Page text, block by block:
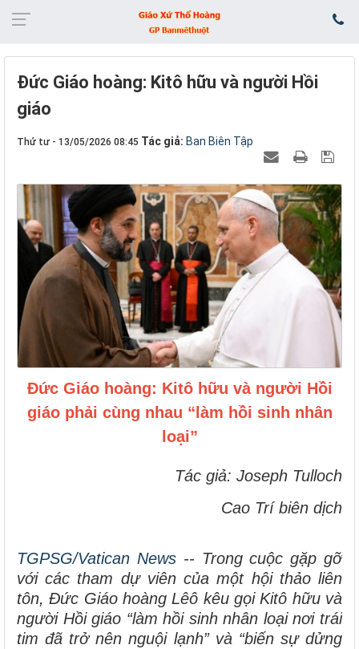
Đức Giáo hoàng: Kitô hữu và người Hồi
giáo
Thứ tư - 13/05/2026 08:45 Tác giả: Ban Biên Tập
Đức Giáo hoàng: Kitô hữu và người Hồi
giáo phải cùng nhau “làm hồi sinh nhân
loại”
Tác giả: Joseph Tulloch
Cao Trí biên dịch
TGPSG/Vatican News-- Trong cuộc gặp gỡ
với các tham dự viên của một hội thảo liên
tôn, Đức Giáo hoàng Lêô kêu gọi Kitô hữu và
người Hồi giáo “làm hồi sinh nhân loại nơi trái
tim đã trở nên nguội lạnh” và “biến sự dửng